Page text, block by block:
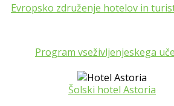
Evropsko združenje hotelov in
Program vseživljenjeskega
Šolski hotel Astoria